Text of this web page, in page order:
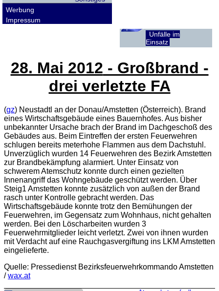
Werbung
Impressum
Unfälle im
Einsatz
28. Mai 2012 - Großbrand -
drei verletzte FA
(gz) Neustadtl an der Donau/Amstetten (Österreich). Brand
eines Wirtschaftsgebäude eines Bauernhofes. Aus bisher
unbekannter Ursache brach der Brand im Dachgeschoß des
Gebäudes aus. Beim Eintreffen der ersten Feuerwehren
schlugen bereits meterhohe Flammen aus dem Dachstuhl.
Unverzüglich wurden 14 Feuerwehren des Bezirk Amstetten
zur Brandbekämpfung alarmiert. Unter Einsatz von
schwerem Atemschutz konnte durch einen gezielten
Innenangriff das Wohngebäude geschützt werden. Über
Steig1 Amstetten konnte zusätzlich von außen der Brand
rasch unter Kontrolle gebracht werden. Das
Wirtschaftsgebäude konnte trotz den Bemühungen der
Feuerwehren, im Gegensatz zum Wohnhaus, nicht gehalten
werden. Bei den Löscharbeiten wurden 3
Feuerwehrmitglieder leicht verletzt. Zwei von ihnen wurden
mit Verdacht auf eine Rauchgasvergiftung ins LKM Amstetten
eingelieferte.
Quelle: Pressedienst Bezirksfeuerwehrkommando Amstetten
/wax.at